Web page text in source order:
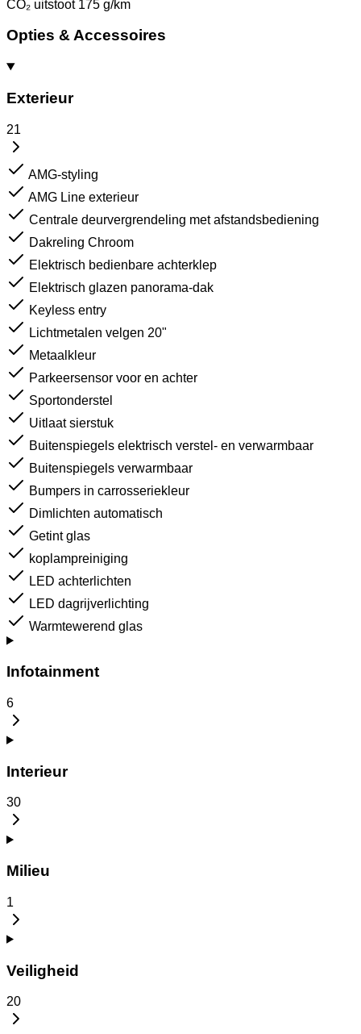
CO₂ uitstoot 175 g/km
Opties & Accessoires
Exterieur
21
AMG-styling
AMG Line exterieur
Centrale deurvergrendeling met afstandsbediening
Dakreling Chroom
Elektrisch bedienbare achterklep
Elektrisch glazen panorama-dak
Keyless entry
Lichtmetalen velgen 20"
Metaalkleur
Parkeersensor voor en achter
Sportonderstel
Uitlaat sierstuk
Buitenspiegels elektrisch verstel- en verwarmbaar
Buitenspiegels verwarmbaar
Bumpers in carrosseriekleur
Dimlichten automatisch
Getint glas
koplampreiniging
LED achterlichten
LED dagrijverlichting
Warmtewerend glas
Infotainment
6
Interieur
30
Milieu
1
Veiligheid
20